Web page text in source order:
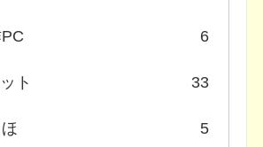
6
ト 33
5